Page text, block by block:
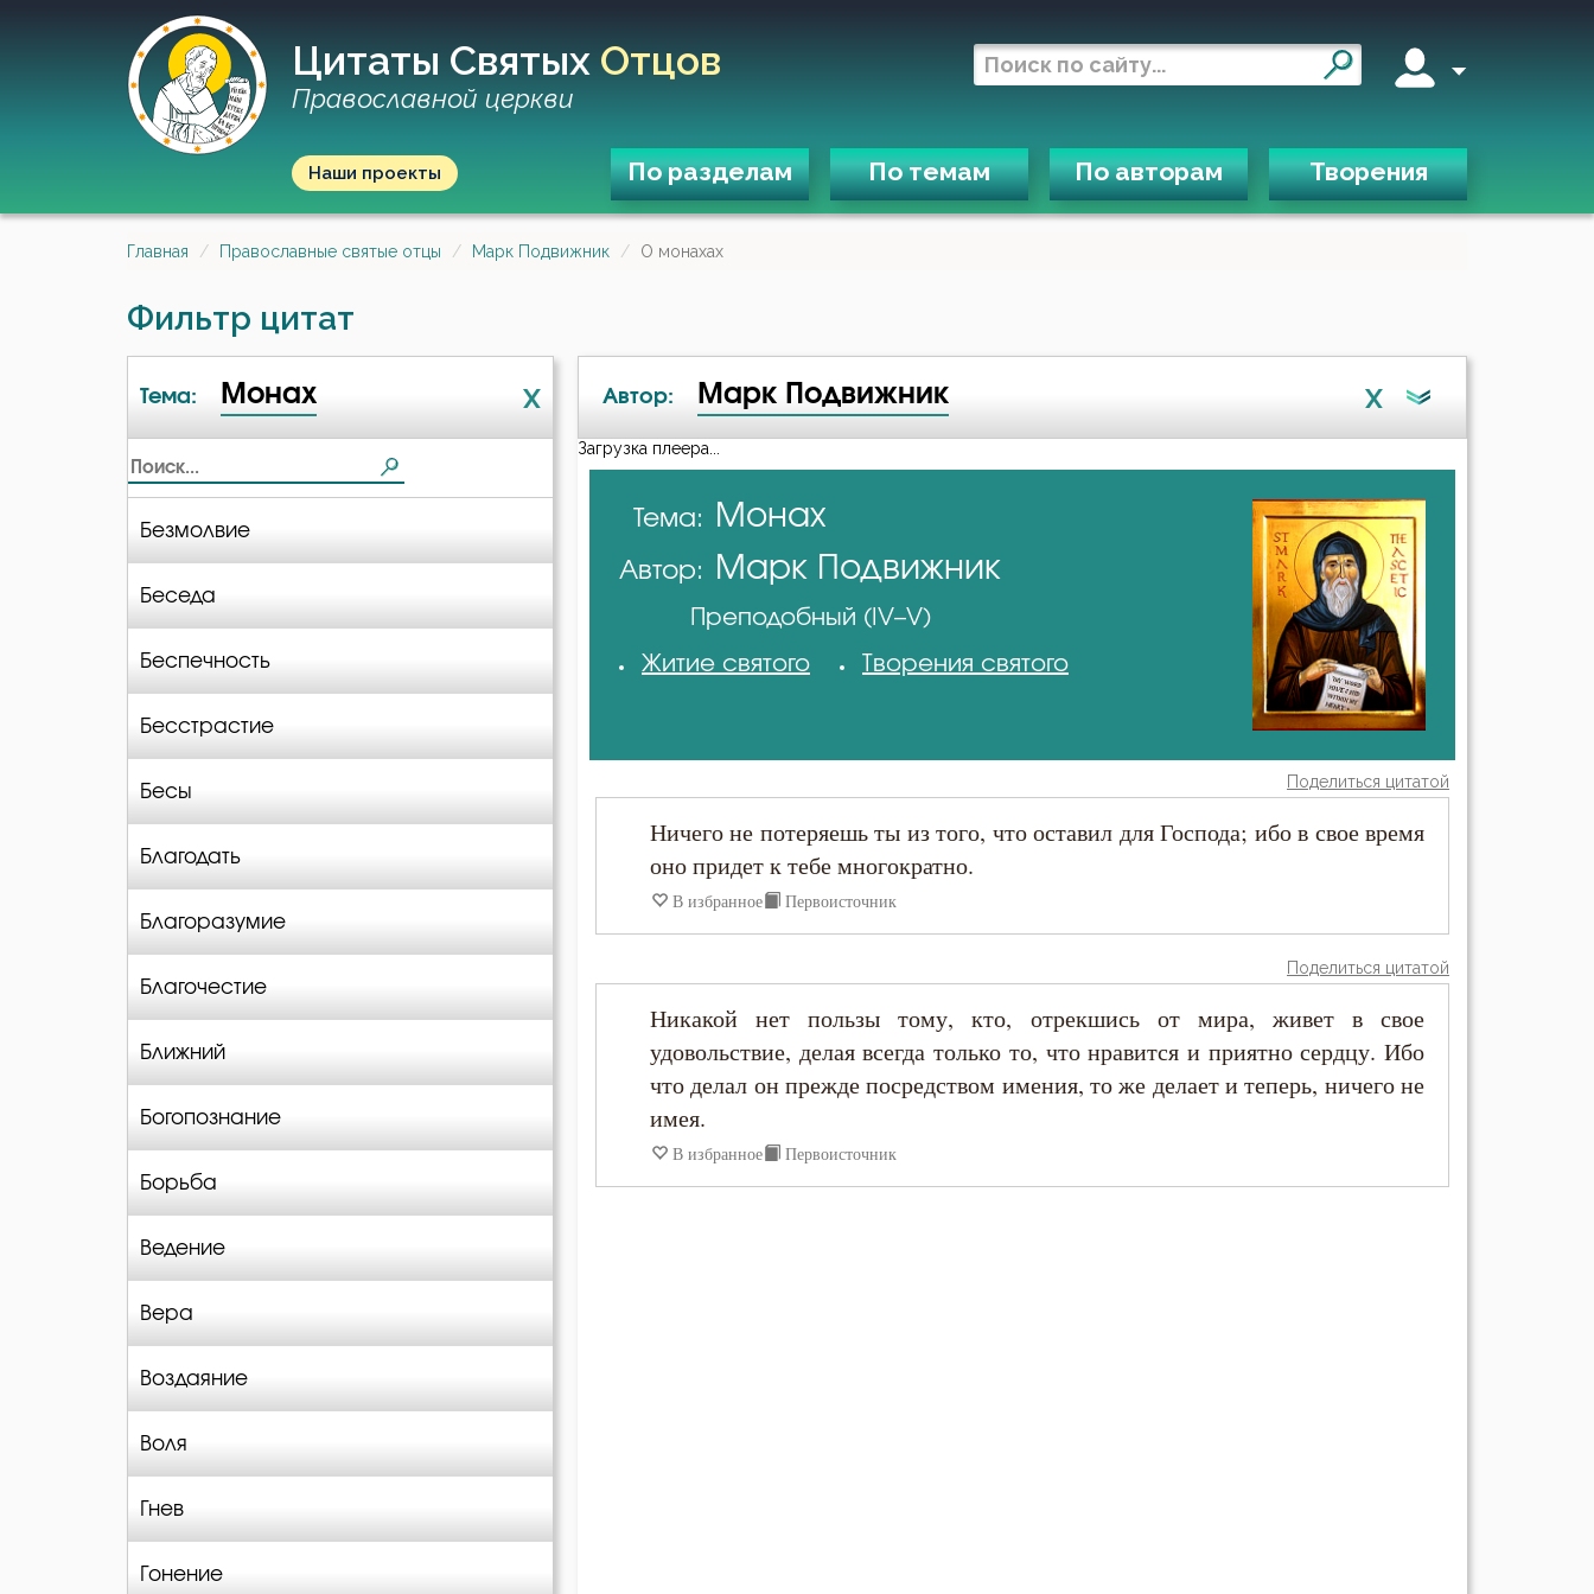
Цитаты Святых Отцов
Православной церкви
Наши проекты По разделам По темам По авторам Творения
Главная Православные святые отцы Марк Подвижник О монахах
Фильтр цитат
Тема: Монах X
Безмолвие
Беседа
Беспечность
Бесстрастие
Бесы
Благодать
Благоразумие
Благочестие
Ближний
Богопознание
Борьба
Ведение
Вера
Воздаяние
Воля
Гнев
Гонение
Автор: Марк Подвижник X
А-я
Авва Дорофей
Амвросий Оптинский (Гренков)
Варсонофий Оптинский (Плиханков)
Григорий Богослов
Григорий Нисский
Григорий Синаит
Ефрем Сирин
Загрузка плеера...
Тема: Монах
Автор: Марк Подвижник
Преподобный (IV–V)
Житие святого
Творения святого
Поделиться цитатой
Ничего не потеряешь ты из того, что оставил для Господа; ибо в свое время
оно придет к тебе многократно.
В избранное Первоисточник
Поделиться цитатой
Никакой нет пользы тому, кто, отрекшись от мира, живет в свое
удовольствие, делая всегда только то, что нравится и приятно сердцу. Ибо
что делал он прежде посредством имения, то же делает и теперь, ничего не
имея.
В избранное Первоисточник